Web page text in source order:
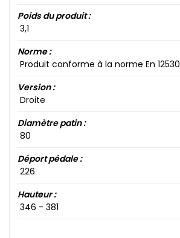
Poids du produit :
3​,1​
Norme :
Produit conforme à la norme En 12530
Version :
Droite
Diamètre patin :
80​
Déport pédale :
226​
Hauteur :
346​ - 381​